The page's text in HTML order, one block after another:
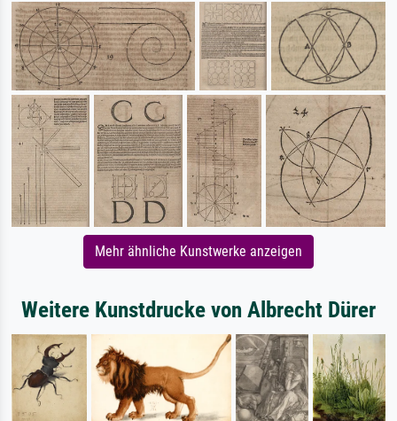
Mehr ähnliche Kunstwerke anzeigen
Weitere Kunstdrucke von Albrecht Dürer